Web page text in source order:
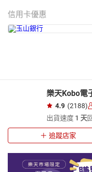
信用卡優惠
樂天Kobo電
4.9 (2188)
出貨速度 1 天
追蹤店家